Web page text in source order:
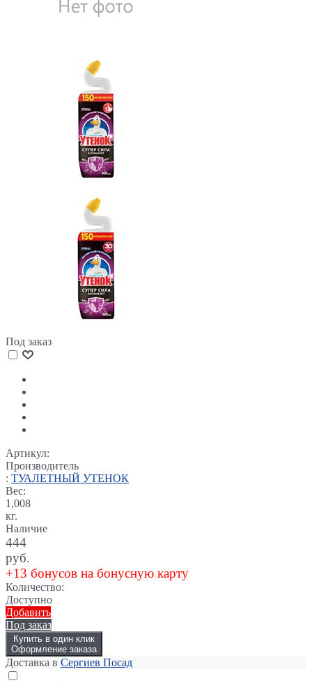
Под заказ
Артикул:
Производитель
: ТУАЛЕТНЫЙ УТЕНОК
Вес:
1,008
кг.
Наличие
444
руб.
+13 бонусов на бонусную карту
Количество:
Доступно
Добавить
Под заказ
Купить в один клик
Оформление заказа
Доставка в Сергиев Посад